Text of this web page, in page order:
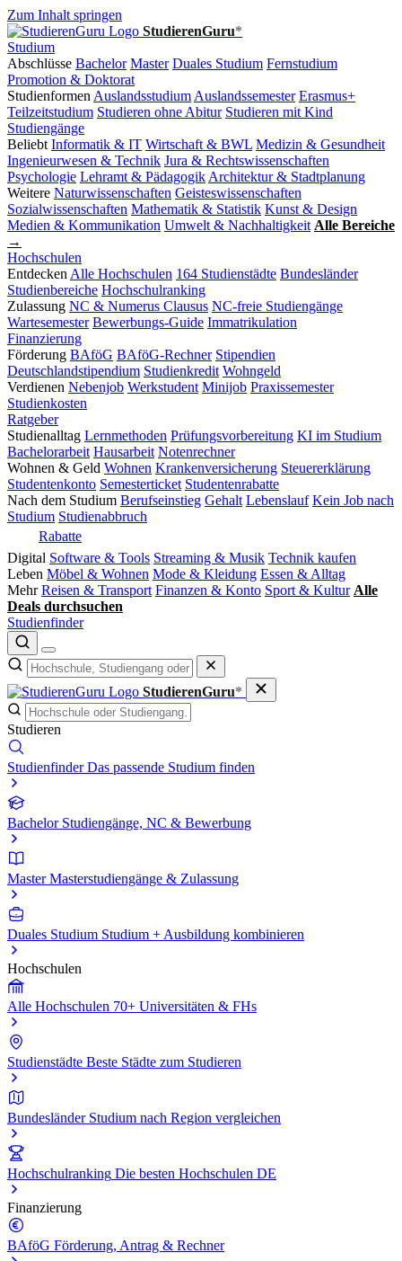
Zum Inhalt springen
StudierenGuru*
Studium
Abschlüsse Bachelor Master Duales Studium Fernstudium
Promotion & Doktorat
Studienformen Auslandsstudium Auslandssemester Erasmus+
Teilzeitstudium Studieren ohne Abitur Studieren mit Kind
Studiengänge
Beliebt Informatik & IT Wirtschaft & BWL Medizin & Gesundheit
Ingenieurwesen & Technik Jura & Rechtswissenschaften
Psychologie Lehramt & Pädagogik Architektur & Stadtplanung
Weitere Naturwissenschaften Geisteswissenschaften
Sozialwissenschaften Mathematik & Statistik Kunst & Design
Medien & Kommunikation Umwelt & Nachhaltigkeit Alle Bereiche
→
Hochschulen
Entdecken Alle Hochschulen 164 Studienstädte Bundesländer
Studienbereiche Hochschulranking
Zulassung NC & Numerus Clausus NC-freie Studiengänge
Wartesemester Bewerbungs-Guide Immatrikulation
Finanzierung
Förderung BAföG BAföG-Rechner Stipendien
Deutschlandstipendium Studienkredit Wohngeld
Verdienen Nebenjob Werkstudent Minijob Praxissemester
Studienkosten
Ratgeber
Studienalltag Lernmethoden Prüfungsvorbereitung KI im Studium
Bachelorarbeit Hausarbeit Notenrechner
Wohnen & Geld Wohnen Krankenversicherung Steuererklärung
Studentenkonto Semesterticket Studentenrabatte
Nach dem Studium Berufseinstieg Gehalt Lebenslauf Kein Job nach
Studium Studienabbruch
Rabatte
Digital Software & Tools Streaming & Musik Technik kaufen
Leben Möbel & Wohnen Mode & Kleidung Essen & Alltag
Mehr Reisen & Transport Finanzen & Konto Sport & Kultur Alle
Deals durchsuchen
Studienfinder
StudierenGuru*
Studieren
Studienfinder Das passende Studium finden
Bachelor Studiengänge, NC & Bewerbung
Master Masterstudiengänge & Zulassung
Duales Studium Studium + Ausbildung kombinieren
Hochschulen
Alle Hochschulen 70+ Universitäten & FHs
Studienstädte Beste Städte zum Studieren
Bundesländer Studium nach Region vergleichen
Hochschulranking Die besten Hochschulen DE
Finanzierung
BAföG Förderung, Antrag & Rechner